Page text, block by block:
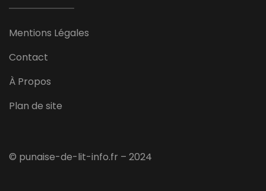
Mentions Légales
Contact
À Propos
Plan de site
© punaise-de-lit-info.fr – 2024